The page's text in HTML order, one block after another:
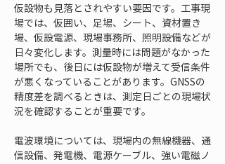
仮設物も見落とされやすい要因です。工事現
場では、仮囲い、足場、シート、資材置き
場、仮設電源、現場事務所、照明設備などが
日々変化します。測量時には問題がなかった
場所でも、後日には仮設物が増えて受信条件
が悪くなっていることがあります。GNSSの
精度差を調べるときは、測定日ごとの現場状
況を確認することが重要です。
電波環境については、現場内の無線機器、通
信設備、発電機、電源ケーブル、強い電磁ノ